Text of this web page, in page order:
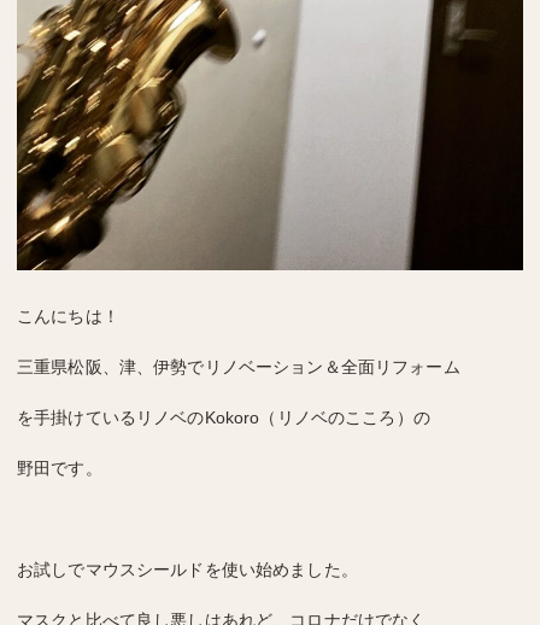
こんにちは！
三重県松阪、津、伊勢でリノベーション＆全面リフォーム
を手掛けているリノベのKokoro（リノベのこころ）の
野田です。
お試しでマウスシールドを使い始めました。
マスクと比べて良し悪しはあれど、コロナだけでなく